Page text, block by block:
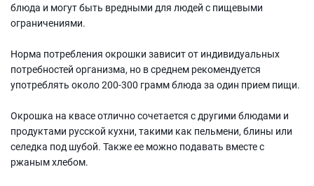
блюда и могут быть вредными для людей с пищевыми
ограничениями.
Норма потребления окрошки зависит от индивидуальных
потребностей организма, но в среднем рекомендуется
употреблять около 200-300 грамм блюда за один прием пищи.
Окрошка на квасе отлично сочетается с другими блюдами и
продуктами русской кухни, такими как пельмени, блины или
селедка под шубой. Также ее можно подавать вместе с
ржаным хлебом.